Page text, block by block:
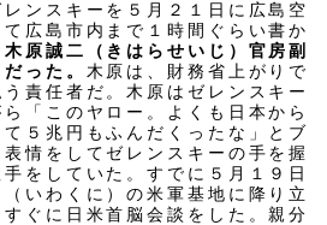
ンスキーを５月２１日に広島空
広島市内まで１時間ぐらい書か
木原誠二（きはらせいじ）官房副
った。 木原は、財務省上がりで
責任者だ。木原はゼレンスキー
「このヤロー。よくも日本から
５兆円もふんだくったな」とブ
情をしてゼレンスキーの手を握
をしていた。すでに５月１９日
いわくに）の米軍基地に降り立
ぐに日米首脳会談をした。親分